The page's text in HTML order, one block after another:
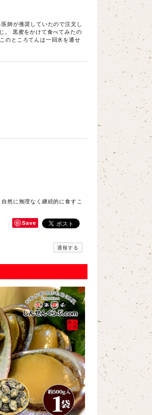
師が推奨していたので注文し
。 黒蜜をかけて食べてみたの
のところてんは一回水を通せ
然に無理なく継続的に食すこ
つ冷凍したんですかね。レビ
Save
通報する